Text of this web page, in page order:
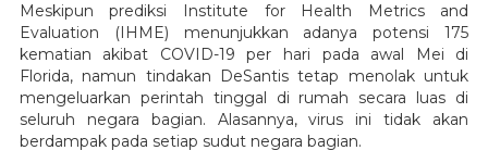
Meskipun prediksi Institute for Health Metrics and
Evaluation (IHME) menunjukkan adanya potensi 175
kematian akibat COVID-19 per hari pada awal Mei di
Florida, namun tindakan DeSantis tetap menolak untuk
mengeluarkan perintah tinggal di rumah secara luas di
seluruh negara bagian. Alasannya, virus ini tidak akan
berdampak pada setiap sudut negara bagian.